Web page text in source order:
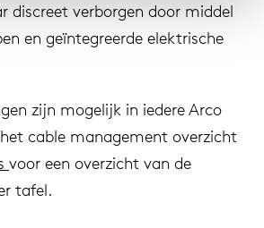
discreet verborgen door middel
en geïntegreerde elektrische
zijn mogelijk in iedere Arco
cable management overzicht
voor een overzicht van de
tafel.